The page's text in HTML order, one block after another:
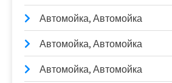
Автомойка, Автомойка
Автомойка, Автомойка
Автомойка, Автомойка